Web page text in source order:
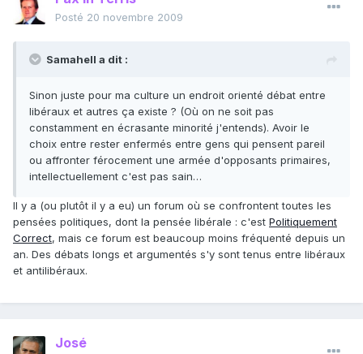
Posté 20 novembre 2009
Samahell a dit :
Sinon juste pour ma culture un endroit orienté débat entre
libéraux et autres ça existe ? (Où on ne soit pas
constamment en écrasante minorité j'entends). Avoir le
choix entre rester enfermés entre gens qui pensent pareil
ou affronter férocement une armée d'opposants primaires,
intellectuellement c'est pas sain…
Il y a (ou plutôt il y a eu) un forum où se confrontent toutes les
pensées politiques, dont la pensée libérale : c'est Politiquement
Correct, mais ce forum est beaucoup moins fréquenté depuis un
an. Des débats longs et argumentés s'y sont tenus entre libéraux
et antilibéraux.
José